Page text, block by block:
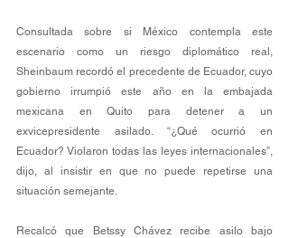
Consultada sobre si México contempla este
escenario como un riesgo diplomático real,
Sheinbaum recordó el precedente de Ecuador, cuyo
gobierno irrumpió este año en la embajada
mexicana en Quito para detener a un
exvicepresidente asilado. “¿Qué ocurrió en
Ecuador? Violaron todas las leyes internacionales”,
dijo, al insistir en que no puede repetirse una
situación semejante.
Recalcó que Betssy Chávez recibe asilo bajo